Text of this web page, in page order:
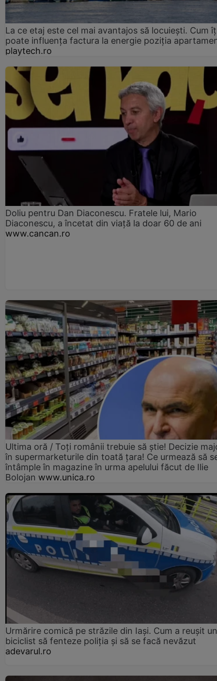
La ce etaj este cel mai avantajos să locuiești. Cum
poate influența factura la energie poziția
playtech.ro
Doliu pentru Dan Diaconescu. Fratele lui, Mario
Diaconescu, a încetat din viață la doar 60 de ani
www.cancan.ro
Ultima oră / Toți românii trebuie să știe! Decizie
în supermarketurile din toată țara! Ce urmează să
întâmple în magazine în urma apelului făcut de Ilie
Bolojan www.unica.ro
Urmărire comică pe străzile din Iași. Cum a reușit un
biciclist să fenteze poliția și să se facă nevăzut
adevarul.ro